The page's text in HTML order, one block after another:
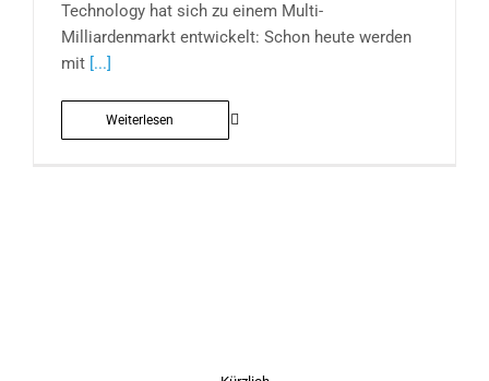
Technology hat sich zu einem Multi-
Milliardenmarkt entwickelt: Schon heute werden
mit [...]
Weiterlesen